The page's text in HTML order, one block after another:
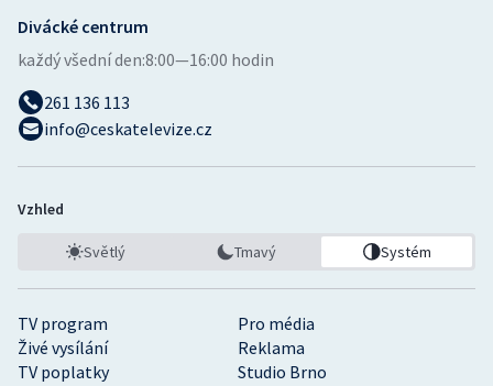
TV program
Pro média
Živé vysílání
Reklama
TV poplatky
Studio Brno
Divácké centrum
každý všední den:8:00—16:00 hodin
261 136 113
info@ceskatelevize.cz
Vzhled
Světlý Tmavý Systém